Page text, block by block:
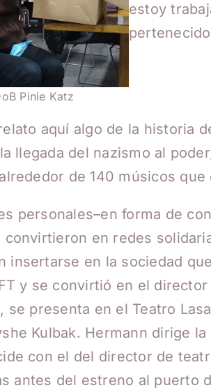
Pinie Katz
estoy
aquí algo de la historia
llegada del nazismo al
de 140 músicos
personales–en forma de
en redes
insertarse en la sociedad
y se convirtió en el
se presenta en el Teatro
Kulbak. Hermann dirige
con el del director de
antes del estreno al puerto